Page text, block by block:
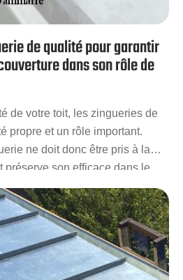
de qualité pour garantir
dans son rôle de
de votre toit, les zingueries de
propre et un rôle important.
ne doit donc être pris à la
préserve son efficace dans le
éléments doivent alors être
entretenu. Vous êtes au bon
d’une entreprise de
à vos demandes. A Dammarie,
à même de vous garantir un
travaux de zinguerie.